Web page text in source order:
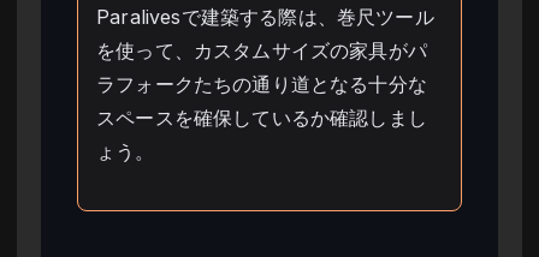
Paralivesで建築する際は、巻尺ツール
を使って、カスタムサイズの家具がパ
ラフォークたちの通り道となる十分な
スペースを確保しているか確認しまし
ょう。